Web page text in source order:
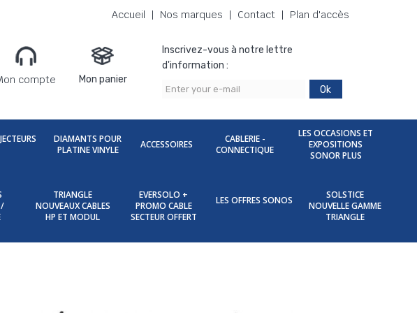
Accueil Nos marques Contact Plan d'accès
compte
Mon panier
Inscrivez-vous à notre lettre
d'information :
Ok
DIAMANTS POUR
PLATINE VINYLE
ACCESSOIRES
CABLERIE -
CONNECTIQUE
LES OCCASIONS ET
EXPOSITIONS
SONOR PLUS
/
TRIANGLE
NOUVEAUX CABLES
HP ET MODUL
EVERSOLO +
PROMO CABLE
SECTEUR OFFERT
LES OFFRES SONOS
SOLSTICE
NOUVELLE GAMME
TRIANGLE